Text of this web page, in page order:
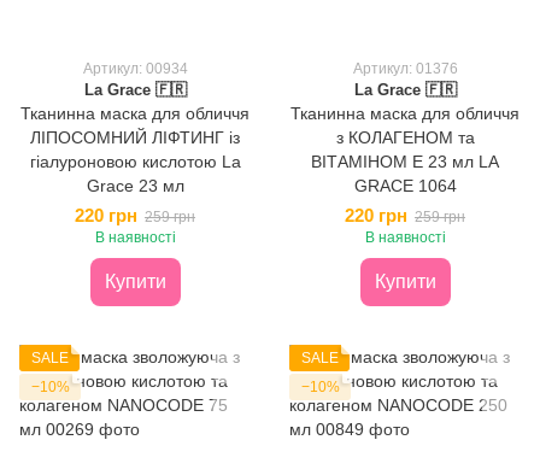
Артикул: 00934
La Grace 🇫🇷
Тканинна маска для обличчя
ЛІПОСОМНИЙ ЛІФТИНГ із
гіалуроновою кислотою La
Grace 23 мл
220 грн 259 грн
В наявності
Купити
Артикул: 01376
La Grace 🇫🇷
Тканинна маска для обличчя
з КОЛАГЕНОМ та
ВІТАМІНОМ Е 23 мл LA
GRACE 1064
220 грн 259 грн
В наявності
Купити
SALE
−10%
SALE
−10%